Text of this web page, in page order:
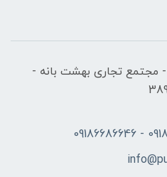
مجتمع تجاری بهشت بانه -